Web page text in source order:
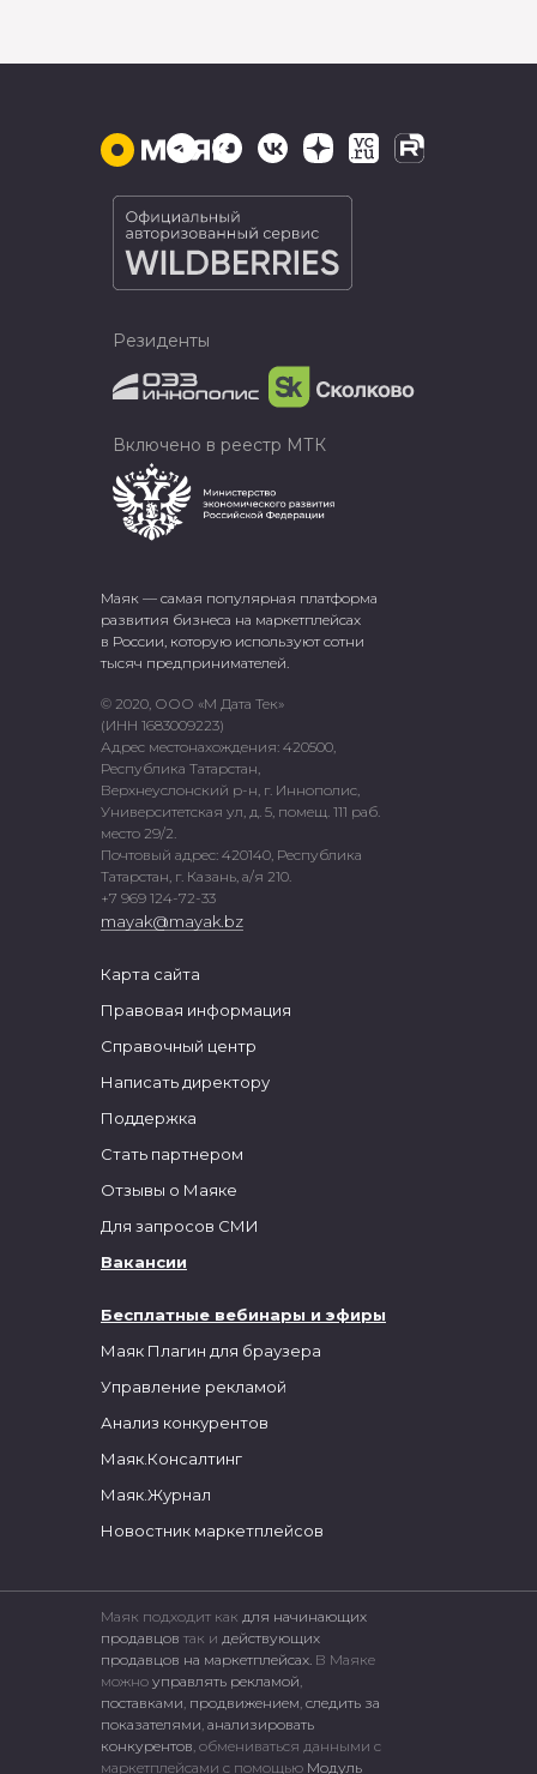
Маяк — самая популярная платформа
развития бизнеса на маркетплейсах
в России, которую используют сотни
тысяч предпринимателей.
© 2020, ООО «М Дата Тек»
(ИНН 1683009223)
Адрес местонахождения: 420500,
Республика Татарстан,
Верхнеуслонский р-н, г. Иннополис,
Университетская ул, д. 5, помещ. 111 раб.
место 29/2.
Почтовый адрес: 420140, Республика
Татарстан, г. Казань, а/я 210.
+7 969 124-72-33
mayak@mayak.bz
Бесплатные вебинары и эфиры
Маяк Плагин для браузера
Управление рекламой
Анализ конкурентов
Маяк.Консалтинг
Маяк.Журнал
Новостник маркетплейсов
Карта сайта
Правовая информация
Справочный центр
Написать директору
Поддержка
Стать партнером
Отзывы о Маяке
Для запросов СМИ
Вакансии
Резиденты
Включено в реестр МТК
Маяк подходит как для начинающих
продавцов так и действующих
продавцов на маркетплейсах. В Маяке
можно управлять рекламой,
поставками, продвижением, следить за
показателями, анализировать
конкурентов, обмениваться данными с
маркетплейсами c помощью Модуль